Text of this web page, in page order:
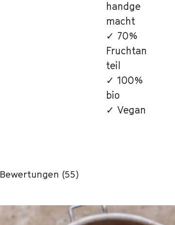
handge
macht
✓ 70%
Fruchtan
teil
✓ 100%
bio
✓ Vegan
Bewertungen (55)